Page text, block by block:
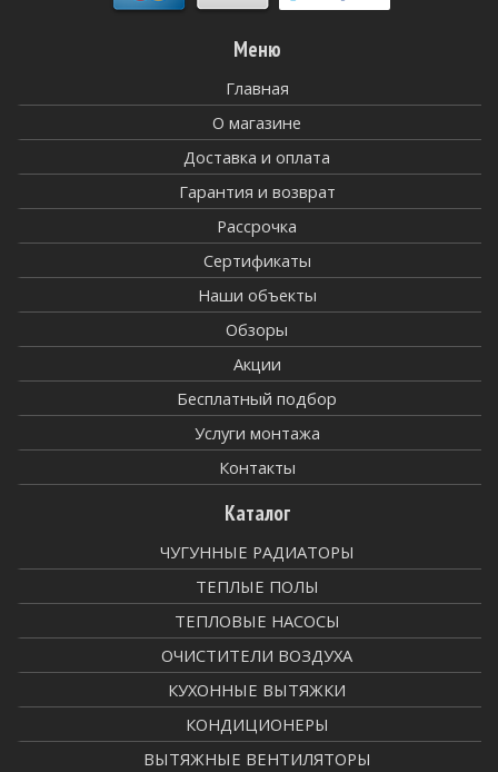
Меню
Главная
О магазине
Доставка и оплата
Гарантия и возврат
Рассрочка
Сертификаты
Наши объекты
Обзоры
Акции
Бесплатный подбор
Услуги монтажа
Контакты
Каталог
ЧУГУННЫЕ РАДИАТОРЫ
ТЕПЛЫЕ ПОЛЫ
ТЕПЛОВЫЕ НАСОСЫ
ОЧИСТИТЕЛИ ВОЗДУХА
КУХОННЫЕ ВЫТЯЖКИ
КОНДИЦИОНЕРЫ
ВЫТЯЖНЫЕ ВЕНТИЛЯТОРЫ